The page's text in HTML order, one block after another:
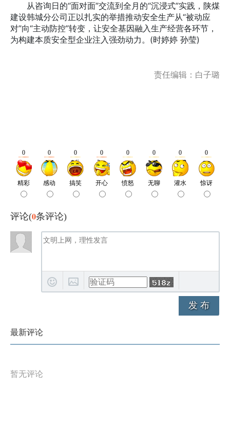
从咨询日的“面对面”交流到全月的“沉浸式”实践，陕煤
建设韩城分公司正以扎实的举措推动安全生产从“被动应
对”向“主动防控”转变，让安全基因融入生产经营各环节，
为构建本质安全型企业注入强劲动力。(时婷婷 孙莹)
责任编辑：白子璐
评论(0条评论)
发 布
最新评论
暂无评论